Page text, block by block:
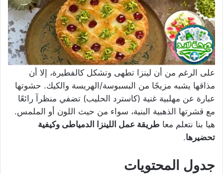
على الرغم من أن لينزا تطهى وتشكل كالفطيرة، إلا أن
مذاقها يشبه مزيجًا من البسبوسة/الهريسة والكيك. حشوتها
عبارة عن مهلبية غنية (كاسترد الحليب) تضفي منظرآ رائعًا
مع قشرتها الذهبية البنية، سواء من حيث اللون أو الملمس.
هيا بنا نتعلم معا طريقة عمل اللينزا الدمياطى وكيفية
تحضيرها.
جدول المحتويات